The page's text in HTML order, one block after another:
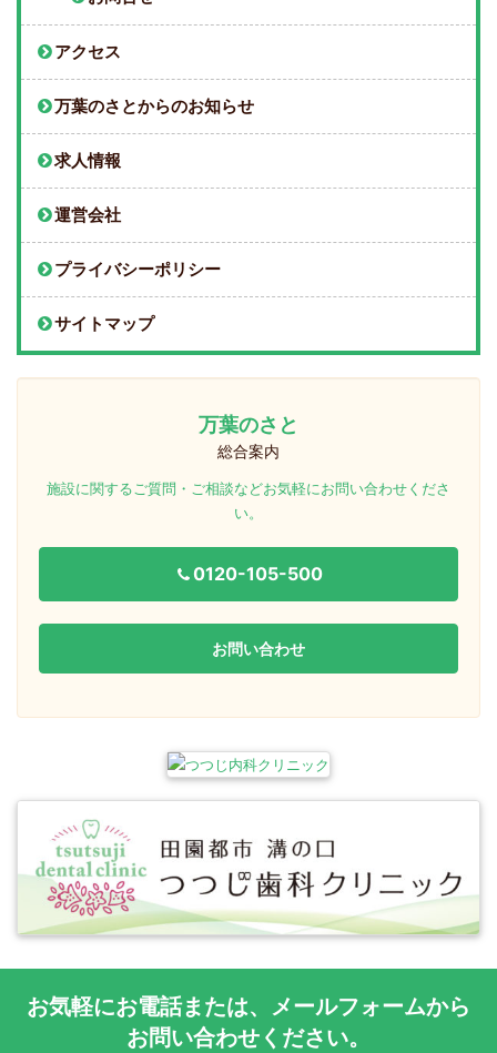
アクセス
万葉のさとからのお知らせ
求人情報
運営会社
プライバシーポリシー
サイトマップ
万葉のさと
総合案内
施設に関するご質問・ご相談などお気軽にお問い合わせくださ
い。
0120-105-500
お問い合わせ
お気軽にお電話または、 メールフォームから
お問い合わせください。